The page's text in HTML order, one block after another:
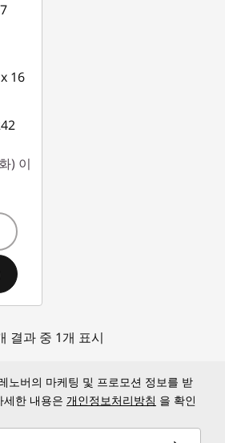
16
) 이
결과 중 1개 표시
노버의 마케팅 및 프로모션 정보를 받
한 내용은 개인정보처리방침 을 확인